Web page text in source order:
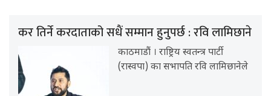
कर तिर्ने करदाताको सधैं सम्मान हुनुपर्छ : रवि लामिछाने
काठमाडौं । राष्ट्रिय स्वतन्त्र पार्टी
(रास्वपा) का सभापति रवि लामिछानेले